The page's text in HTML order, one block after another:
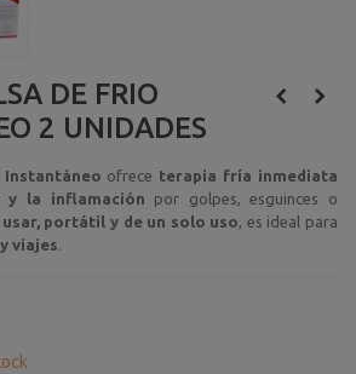
DE FRIO
2 UNIDADES
ofrece terapia fría inmediata
la inflamación por golpes, esguinces o
portátil y de un solo uso , es ideal para
viajes